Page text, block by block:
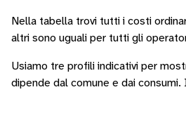
Nella tabella trovi tutti i costi
altri sono uguali per tutti gli
Usiamo tre profili indicativi per
dipende dal comune e dai consumi.